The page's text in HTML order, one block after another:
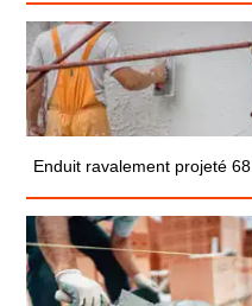
Enduit ravalement projeté 68